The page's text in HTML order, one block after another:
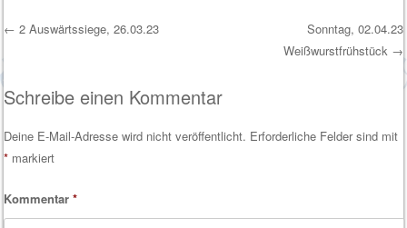
← 2 Auswärtssiege, 26.03.23
Sonntag, 02.04.23
Weißwurstfrühstück →
Schreibe einen Kommentar
Deine E-Mail-Adresse wird nicht veröffentlicht. Erforderliche Felder sind mit
* markiert
Kommentar*